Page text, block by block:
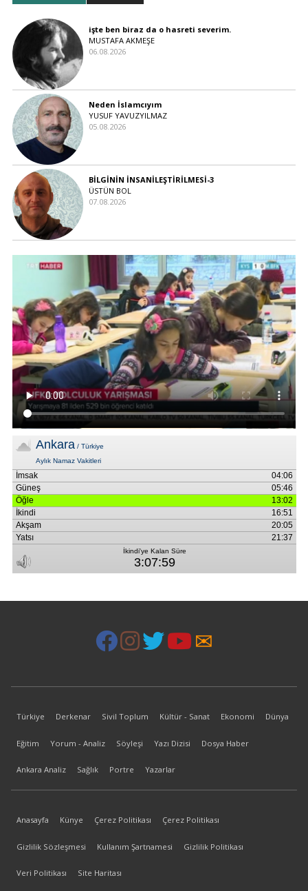
işte ben biraz da o hasreti severim.
MUSTAFA AKMEŞE
06.08.2026
Neden İslamcıyım
YUSUF YAVUZYILMAZ
05.08.2026
BİLGİNİN İNSANİLEŞTİRİLMESİ-3
ÜSTÜN BOL
07.08.2026
Türkiye Derkenar Sivil Toplum Kültür - Sanat Ekonomi Dünya
Eğitim Yorum - Analiz Söyleşi Yazı Dizisi Dosya Haber
Ankara Analiz Sağlık Portre Yazarlar
Anasayfa Künye Çerez Politikası Çerez Politikası
Gizlilik Sözleşmesi Kullanım Şartnamesi Gizlilik Politikası
Veri Politikası Site Haritası